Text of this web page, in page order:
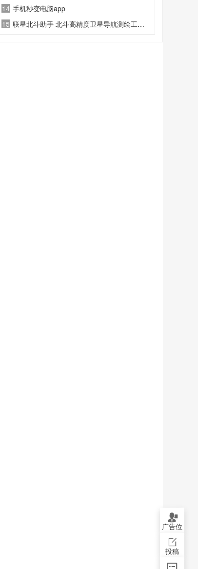
14 手机秒变电脑app
15 联星北斗助手 北斗高精度卫星导航测绘工具 高清卫星街景查看APP
广告位
投稿